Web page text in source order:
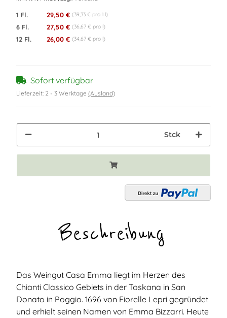
1 Fl. 29,50 € (39,33 € pro 1 l)
6 Fl. 27,50 € (36,67 € pro l)
12 Fl. 26,00 € (34,67 € pro l)
Sofort verfügbar
Lieferzeit: 2 - 3 Werktage (Ausland)
Stck
Beschreibung
Das Weingut Casa Emma liegt im Herzen des
Chianti Classico Gebiets in der Toskana in San
Donato in Poggio. 1696 von Fiorelle Lepri gegründet
und erhielt seinen Namen von Emma Bizzarri. Heute